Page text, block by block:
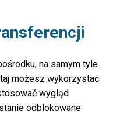
na samym tyle
możesz wykorzystać
wygląd
odblokowane